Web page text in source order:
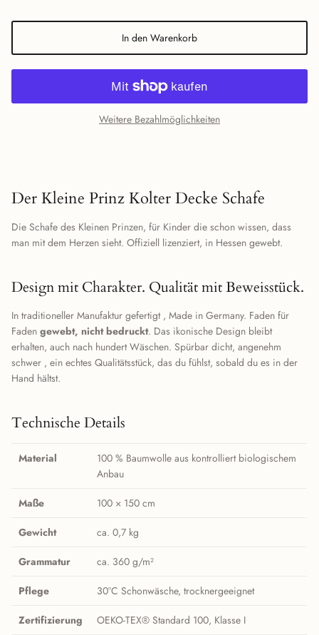
In den Warenkorb
Weitere Bezahlmöglichkeiten
Der Kleine Prinz Kolter Decke Schafe
Die Schafe des Kleinen Prinzen, für Kinder die schon wissen, dass
man mit dem Herzen sieht. Offiziell lizenziert, in Hessen gewebt.
Design mit Charakter. Qualität mit Beweisstück.
In traditioneller Manufaktur gefertigt , Made in Germany. Faden für
Faden gewebt, nicht bedruckt. Das ikonische Design bleibt
erhalten, auch nach hundert Wäschen. Spürbar dicht, angenehm
schwer , ein echtes Qualitätsstück, das du fühlst, sobald du es in der
Hand hältst.
Technische Details
Material
100 % Baumwolle aus kontrolliert biologischem
Anbau
Maße 100 × 150 cm
Gewicht ca. 0,7 kg
Grammatur ca. 360 g/m²
Pflege 30°C Schonwäsche, trocknergeeignet
Zertifizierung OEKO-TEX® Standard 100, Klasse I